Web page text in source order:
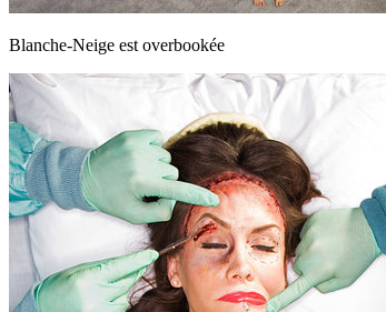
Blanche-Neige est overbookée